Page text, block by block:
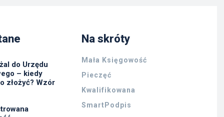
do Urzędu
– kiedy
złożyć? Wzór
Na skróty
Mała Księgowość
Pieczęć
Kwalifikowana
SmartPodpis